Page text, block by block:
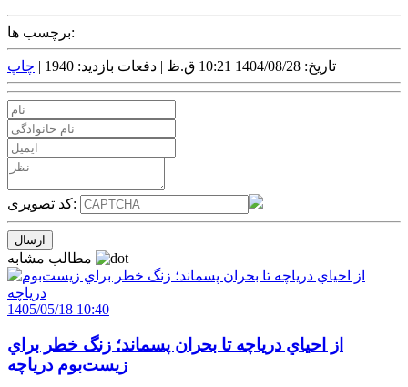
برچسب ها:
تاریخ: 1404/08/28 10:21 ق.ظ | دفعات بازدید: 1940 | چاپ
کد تصویری:
1405/05/18 10:40
از احياي درياچه تا بحران پسماند؛ زنگ خطر براي
زيست‌بوم درياچه